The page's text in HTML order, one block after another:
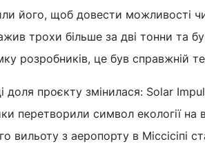
його, щоб довести можливості
трохи більше за дві тонни та
розробників, це був справжній
доля проєкту змінилася: Solar
перетворили символ екології
вильоту з аеропорту в Міссісіпі